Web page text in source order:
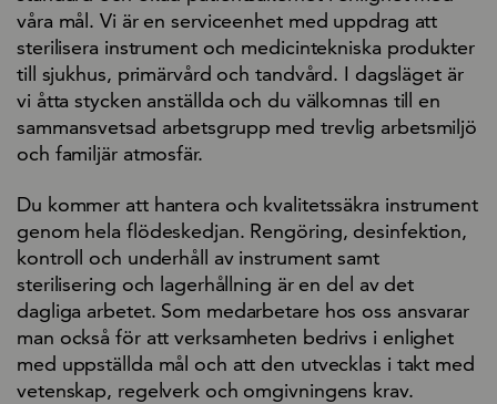
våra mål. Vi är en serviceenhet med uppdrag att
sterilisera instrument och medicintekniska produkter
till sjukhus, primärvård och tandvård. I dagsläget är
vi åtta stycken anställda och du välkomnas till en
sammansvetsad arbetsgrupp med trevlig arbetsmiljö
och familjär atmosfär.
Du kommer att hantera och kvalitetssäkra instrument
genom hela flödeskedjan. Rengöring, desinfektion,
kontroll och underhåll av instrument samt
sterilisering och lagerhållning är en del av det
dagliga arbetet. Som medarbetare hos oss ansvarar
man också för att verksamheten bedrivs i enlighet
med uppställda mål och att den utvecklas i takt med
vetenskap, regelverk och omgivningens krav.